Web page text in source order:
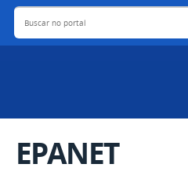
Buscar no portal
EPANET